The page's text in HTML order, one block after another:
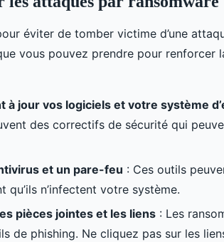
éviter de tomber victime d’une
vous pouvez prendre pour renforcer
à jour vos logiciels et votre système
des correctifs de sécurité qui
et un pare-feu : Ces outils
qu’ils n’infectent votre système.
pièces jointes et les liens : Les
de phishing. Ne cliquez pas sur les